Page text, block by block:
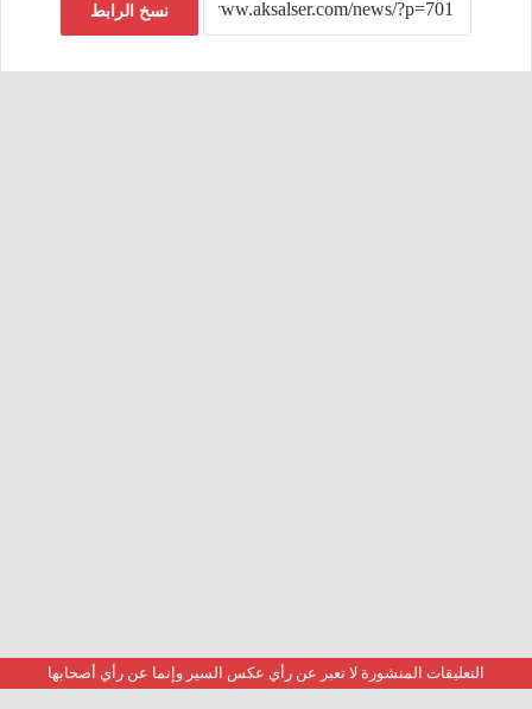
نسخ الرابط
التعليقات المنشورة لا تعبر عن رأي عكس السير وإنما عن رأي أصحابها